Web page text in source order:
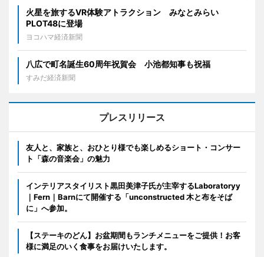
火星を旅するVR体験アトラクション みなとみらい
PLOT48に登場
ヨコハマ経済新聞
八広で町名誕生60周年祝賀会 小池都知事も祝福
すみだ経済新聞
プレスリリース
友人と、家族と、おひとり様でも楽しめるショート・コンサー
ト「森の音楽会」の魅力
インテリアスタイリスト黒田美津子氏が主宰するLaboratoryy
｜Fern｜Barnにて開催する「unconstructed 木と布をそば
に」へ参加。
【ステーキのどん】お盆期間もランチメニューをご提供！お客
様に満足のいく食事をお届けいたします。